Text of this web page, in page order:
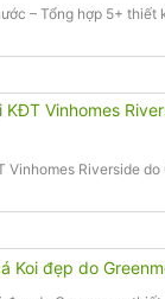
– Tổng hợp 5+ thiết
Vinhomes Riverside